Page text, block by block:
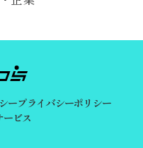
ープライバシーポリシー
ビス